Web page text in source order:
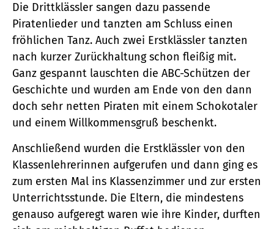
Die Drittklässler sangen dazu passende
Piratenlieder und tanzten am Schluss einen
fröhlichen Tanz. Auch zwei Erstklässler tanzten
nach kurzer Zurückhaltung schon fleißig mit.
Ganz gespannt lauschten die ABC-Schützen der
Geschichte und wurden am Ende von den dann
doch sehr netten Piraten mit einem Schokotaler
und einem Willkommensgruß beschenkt.
Anschließend wurden die Erstklässler von den
Klassenlehrerinnen aufgerufen und dann ging es
zum ersten Mal ins Klassenzimmer und zur ersten
Unterrichtsstunde. Die Eltern, die mindestens
genauso aufgeregt waren wie ihre Kinder, durften